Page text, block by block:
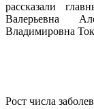
рассказали
Валерьевна
Владимировна
Рост числа